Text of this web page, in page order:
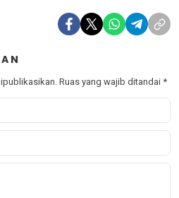
Ruas yang wajib ditandai *